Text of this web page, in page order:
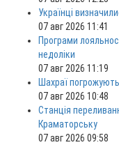
Українці
07 авг 2026 11:41
Програми
недоліки
07 авг 2026 11:19
Шахраї
07 авг 2026 10:48
Станція
Краматорську
07 авг 2026 09:58